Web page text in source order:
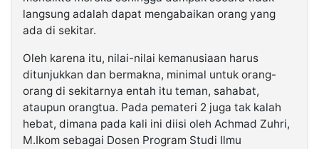
langsung adalah dapat mengabaikan orang yang
ada di sekitar.
Oleh karena itu, nilai-nilai kemanusiaan harus
ditunjukkan dan bermakna, minimal untuk orang-
orang di sekitarnya entah itu teman, sahabat,
ataupun orangtua. Pada pemateri 2 juga tak kalah
hebat, dimana pada kali ini diisi oleh Achmad Zuhri,
M.Ikom sebagai Dosen Program Studi Ilmu